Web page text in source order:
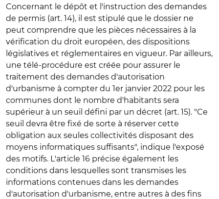
Concernant le dépôt et l'instruction des demandes
de permis (art. 14), il est stipulé que le dossier ne
peut comprendre que les pièces nécessaires à la
vérification du droit européen, des dispositions
législatives et réglementaires en vigueur. Par ailleurs,
une télé-procédure est créée pour assurer le
traitement des demandes d'autorisation
d'urbanisme à compter du 1er janvier 2022 pour les
communes dont le nombre d'habitants sera
supérieur à un seuil défini par un décret (art. 15). "Ce
seuil devra être fixé de sorte à réserver cette
obligation aux seules collectivités disposant des
moyens informatiques suffisants", indique l'exposé
des motifs. L'article 16 précise également les
conditions dans lesquelles sont transmises les
informations contenues dans les demandes
d'autorisation d'urbanisme, entre autres à des fins